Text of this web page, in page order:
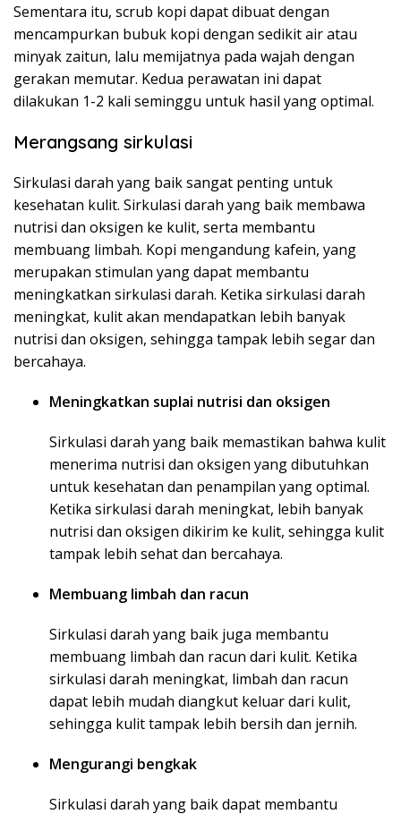
Sementara itu, scrub kopi dapat dibuat dengan
mencampurkan bubuk kopi dengan sedikit air atau
minyak zaitun, lalu memijatnya pada wajah dengan
gerakan memutar. Kedua perawatan ini dapat
dilakukan 1-2 kali seminggu untuk hasil yang optimal.
Merangsang sirkulasi
Sirkulasi darah yang baik sangat penting untuk
kesehatan kulit. Sirkulasi darah yang baik membawa
nutrisi dan oksigen ke kulit, serta membantu
membuang limbah. Kopi mengandung kafein, yang
merupakan stimulan yang dapat membantu
meningkatkan sirkulasi darah. Ketika sirkulasi darah
meningkat, kulit akan mendapatkan lebih banyak
nutrisi dan oksigen, sehingga tampak lebih segar dan
bercahaya.
Meningkatkan suplai nutrisi dan oksigen
Sirkulasi darah yang baik memastikan bahwa kulit
menerima nutrisi dan oksigen yang dibutuhkan
untuk kesehatan dan penampilan yang optimal.
Ketika sirkulasi darah meningkat, lebih banyak
nutrisi dan oksigen dikirim ke kulit, sehingga kulit
tampak lebih sehat dan bercahaya.
Membuang limbah dan racun
Sirkulasi darah yang baik juga membantu
membuang limbah dan racun dari kulit. Ketika
sirkulasi darah meningkat, limbah dan racun
dapat lebih mudah diangkut keluar dari kulit,
sehingga kulit tampak lebih bersih dan jernih.
Mengurangi bengkak
Sirkulasi darah yang baik dapat membantu